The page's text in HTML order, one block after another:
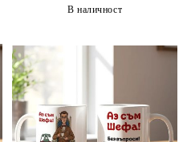
В наличност